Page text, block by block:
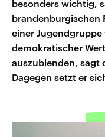
besonders wichtig,
brandenburgischen
einer
demokratischer
auszublenden, sagt
Dagegen setzt er